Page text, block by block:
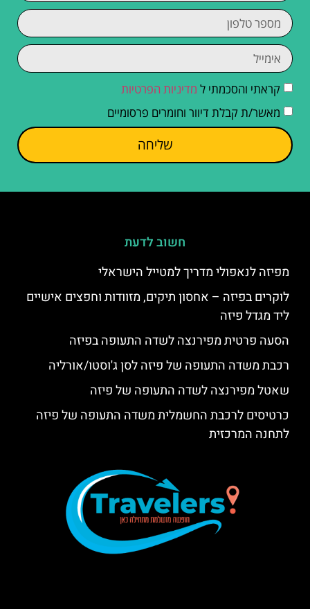
קראתי והסכמתי ל מדיניות הפרטיות
מאשר/ת קבלת דיוור וחומרים פרסומיים
שליחה
חשוב לדעת
מפיזה לנאפולי מדריך למטייל הישראלי
לוקרים בפיזה – אחסון תיקים, מזוודות וחפצים אישיים
ליד מגדל פיזה
הסעה פרטית מפירנצה לשדה התעופה בפיזה
רכבת משדה התעופה של פיזה לסן ג'וסטו/אורליה
שאטל מפירנצה לשדה התעופה של פיזה
כרטיסים לרכבת החשמלית משדה התעופה של פיזה
לתחנה המרכזית